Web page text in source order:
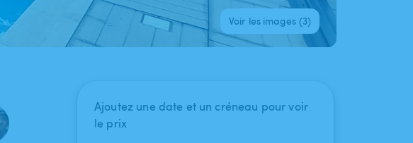
Voir les images (3)
Ajoutez une date et un créneau pour voir
le prix